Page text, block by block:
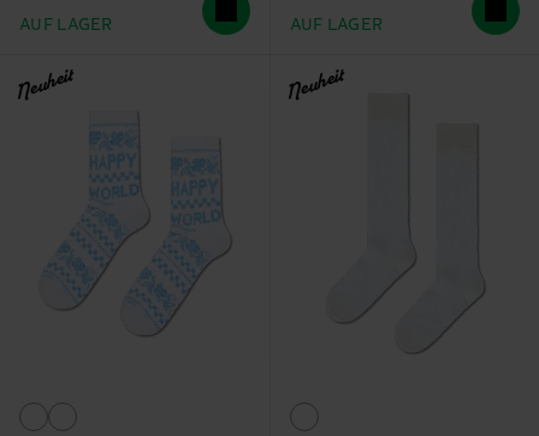
AUF LAGER AUF LAGER
Neuheit Neuheit